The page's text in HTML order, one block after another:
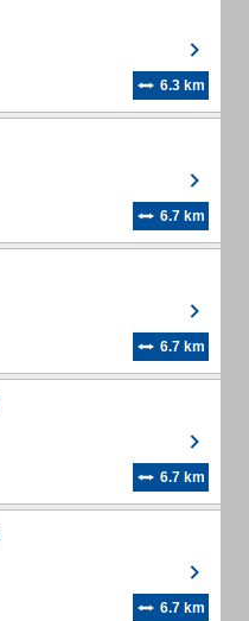
6.3 km
6.7 km
6.7 km
6.7 km
6.7 km